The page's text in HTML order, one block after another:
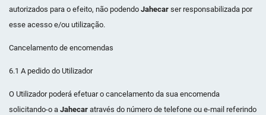
autorizados para o efeito, não podendo Jahecarser responsabilizada por
esse acesso e/ou utilização.
Cancelamento de encomendas
6.1 A pedido do Utilizador
O Utilizador poderá efetuar o cancelamento da sua encomenda
solicitando-o a Jahecaratravés do número de telefone ou e-mail referindo